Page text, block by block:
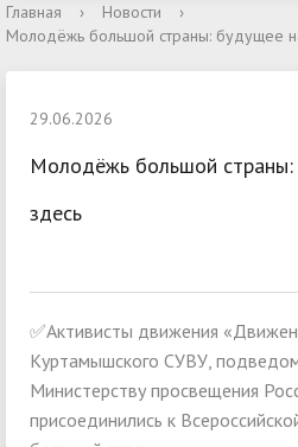
Главная › Новости
›
Молодёжь большой страны: будущее
29.06.2026
Молодёжь большой страны:
здесь
✅Активисты движения
Куртамышского СУВУ,
Министерству просвещения
присоединились к